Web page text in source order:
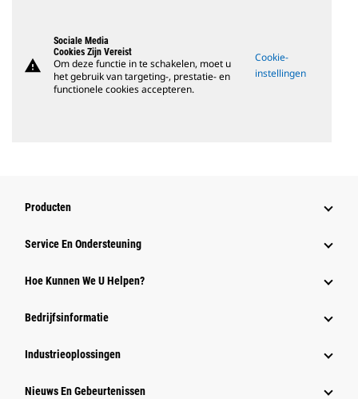
warning
Sociale Media
Cookies Zijn Vereist
Om deze functie in te schakelen, moet u
het gebruik van targeting-, prestatie- en
functionele cookies accepteren.
Cookie-
instellingen
Producten
Service En Ondersteuning
Hoe Kunnen We U Helpen?
Bedrijfsinformatie
Industrieoplossingen
Nieuws En Gebeurtenissen